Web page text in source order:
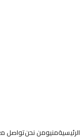
الرئيسيةمنيومن نحنتواصل